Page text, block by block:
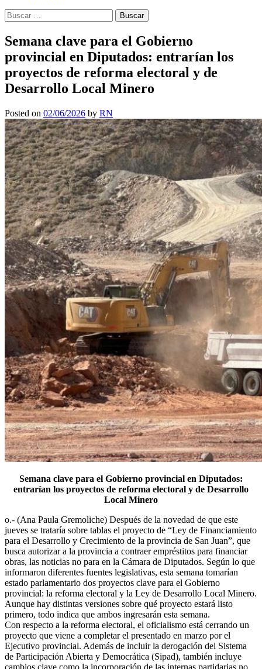
Buscar:
Semana clave para el Gobierno
provincial en Diputados: entrarían los
proyectos de reforma electoral y de
Desarrollo Local Minero
Posted on 02/06/2026 by RN
Semana clave para el Gobierno provincial en Diputados:
entrarían los proyectos de reforma electoral y de Desarrollo
Local Minero
o.- (Ana Paula Gremoliche) Después de la novedad de que este
jueves se trataría sobre tablas el proyecto de “Ley de Financiamiento
para el Desarrollo y Crecimiento de la provincia de San Juan”, que
busca autorizar a la provincia a contraer empréstitos para financiar
obras, las noticias no para en la Cámara de Diputados. Según lo que
informaron diferentes fuentes legislativas, esta semana tomarían
estado parlamentario dos proyectos clave para el Gobierno
provincial: la reforma electoral y la Ley de Desarrollo Local Minero.
Aunque hay distintas versiones sobre qué proyecto estará listo
primero, todo indica que ambos ingresarán esta semana.
Con respecto a la reforma electoral, el oficialismo está cerrando un
proyecto que viene a completar el presentado en marzo por el
Ejecutivo provincial. Además de incluir la derogación del Sistema
de Participación Abierta y Democrática (Sipad), también incluye
cambios clave como la incorporación de las internas partidarias no